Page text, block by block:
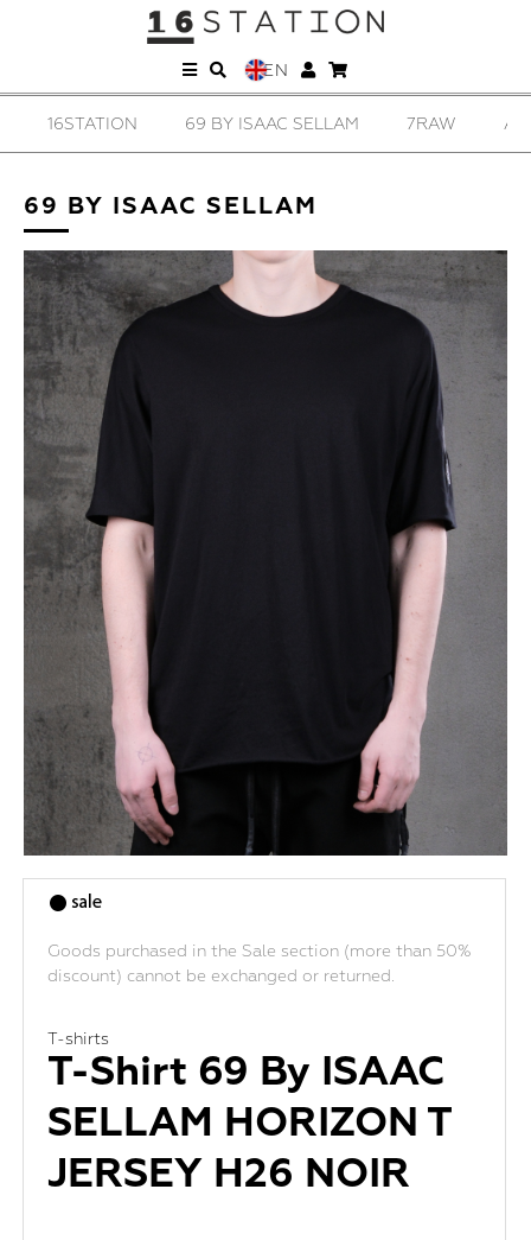
EN
16STATION 69 BY ISAAC SELLAM 7RAW
69 BY ISAAC SELLAM
Goods purchased in the Sale section (more than 50%
discount) cannot be exchanged or returned.
T-shirts
T-Shirt 69 By ISAAC
SELLAM HORIZON T
JERSEY H26 NOIR